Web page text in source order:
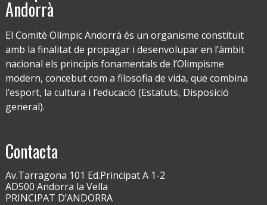
Andorrà
El Comitè Olímpic Andorrà és un organisme constituït
amb la finalitat de propagar i desenvolupar en l’àmbit
nacional els principis fonamentals de l’Olimpisme
modern, concebut com a filosofia de vida, que combina
l’esport, la cultura i l’educació (Estatuts, Disposició
general).
Contacta
Av.Tarragona 101 Ed.Principat A 1-2
AD500 Andorra la Vella
PRINCIPAT D’ANDORRA